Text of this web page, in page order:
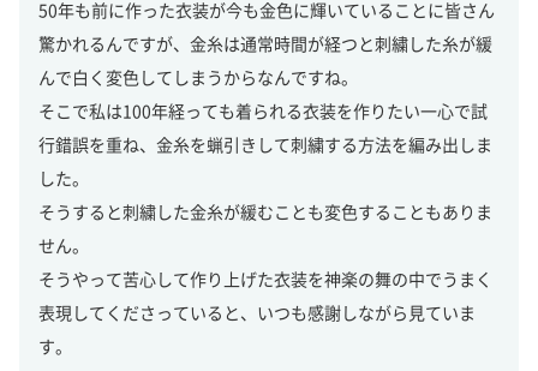
50年も前に作った衣装が今も金色に輝いていることに皆さん
驚かれるんですが、金糸は通常時間が経つと刺繍した糸が緩
んで白く変色してしまうからなんですね。
そこで私は100年経っても着られる衣装を作りたい一心で試
行錯誤を重ね、金糸を蝋引きして刺繍する方法を編み出しま
した。
そうすると刺繍した金糸が緩むことも変色することもありま
せん。
そうやって苦心して作り上げた衣装を神楽の舞の中でうまく
表現してくださっていると、いつも感謝しながら見ていま
す。